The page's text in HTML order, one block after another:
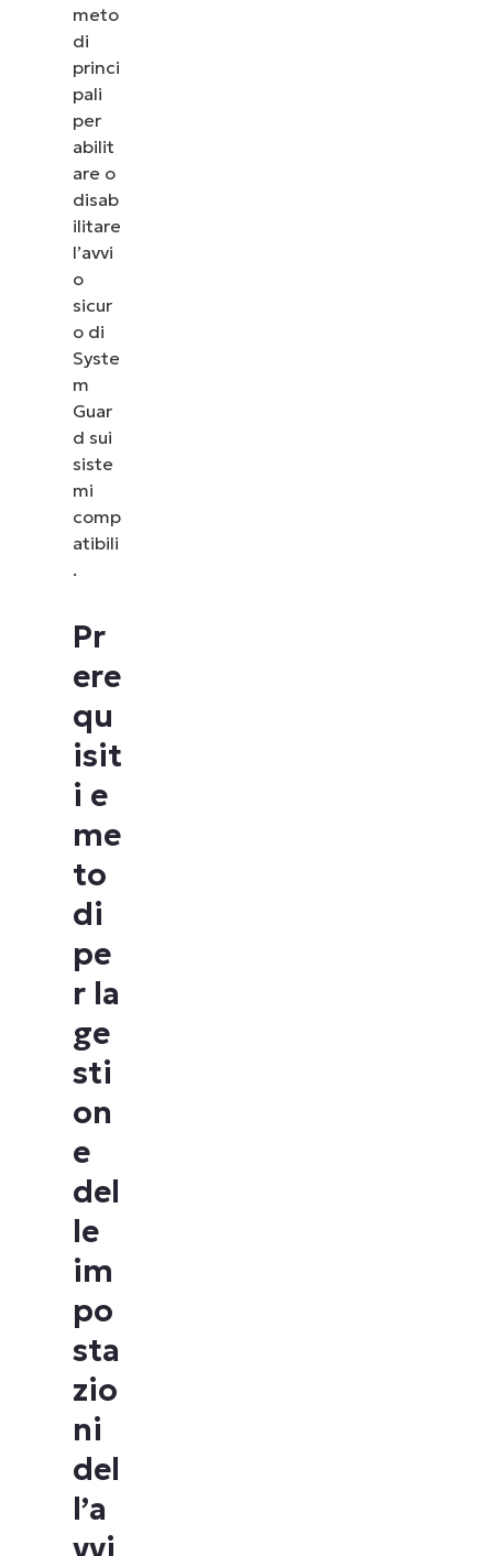
meto
di
princi
pali
per
abilit
are o
disab
ilitare
l’avvi
o
sicur
o di
Syste
m
Guar
d sui
siste
mi
comp
atibili
.
Pr
ere
qu
isit
i e
me
to
di
pe
r la
ge
sti
on
e
del
le
im
po
sta
zio
ni
del
l’a